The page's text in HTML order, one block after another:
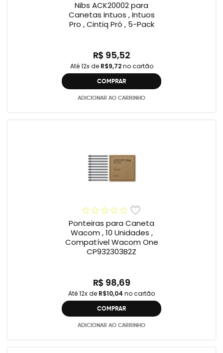
Nibs ACK20002 para
Canetas Intuos , Intuos
Pro , Cintiq Pró , 5-Pack
R$ 95,52
Até 12x de R$9,72no cartão
COMPRAR
ADICIONAR AO CARRINHO
Ponteiras para Caneta
Wacom , 10 Unidades ,
Compatível Wacom One
CP932303B2Z
R$ 98,69
Até 12x de R$10,04 no cartão
COMPRAR
ADICIONAR AO CARRINHO